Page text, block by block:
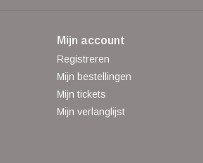
Mijn account
Registreren
Mijn bestellingen
Mijn tickets
Mijn verlanglijst